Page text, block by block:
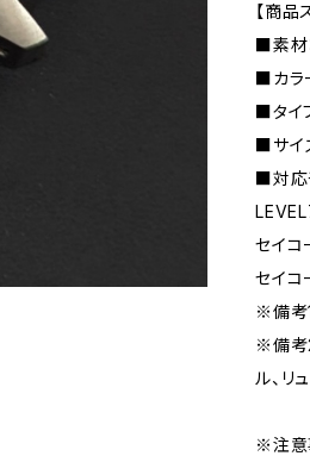
【商品
■素材
■カラ
■タイ
■サイ
■対応
セイ
セイコ
※備考
※備考
ル、リ
※注意